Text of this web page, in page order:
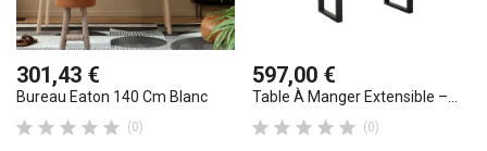
301,43 €
Bureau Eaton 140 Cm Blanc
     (0)
597,00 €
Table À Manger Extensible –...
     (0)